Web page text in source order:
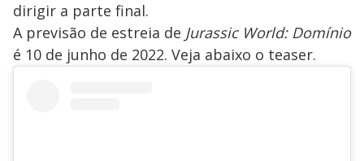
dirigir a parte final.
A previsão de estreia de Jurassic World: Domínio
é 10 de junho de 2022. Veja abaixo o teaser.